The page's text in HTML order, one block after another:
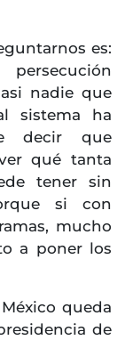
es:
persecución
nadie que
sistema ha
decir que
qué tanta
tener sin
si con
mucho
a poner los
queda
de